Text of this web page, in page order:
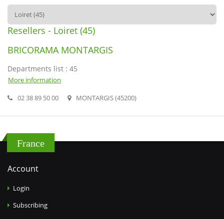
Resellers - Loiret (45)
BRICORAMA MONTARGIS
Departments list : 45
More information
02 38 89 50 00
MONTARGIS (45200)
France
Account
Login
Subscribing